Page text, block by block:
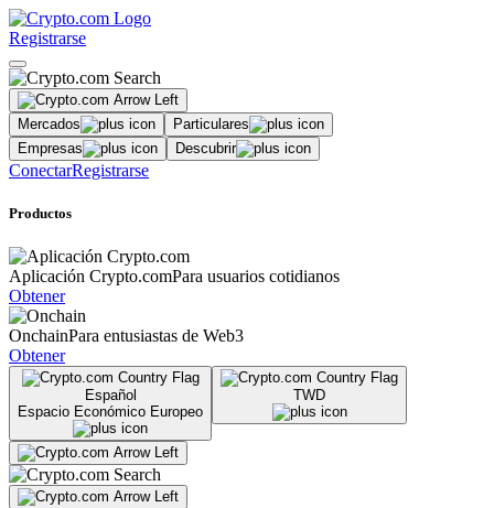
Registrarse
Mercados
Particulares
Empresas
Descubrir
ConectarRegistrarse
Productos
Aplicación Crypto.comPara usuarios cotidianos
Obtener
OnchainPara entusiastas de Web3
Obtener
Español
Espacio Económico Europeo
TWD